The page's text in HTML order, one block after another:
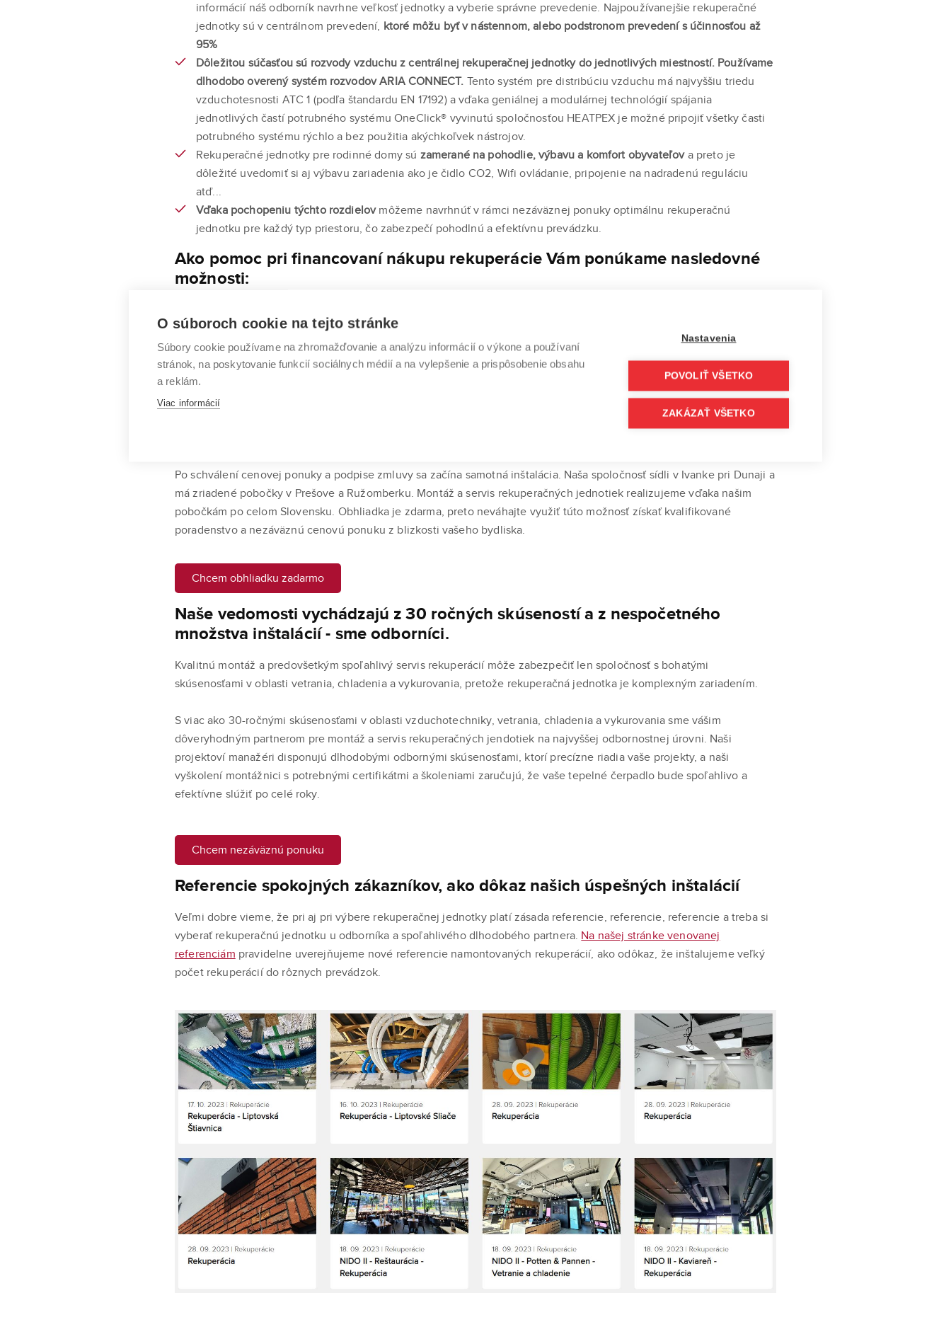
informácií náš odborník navrhne veľkosť jednotky a vyberie správne prevedenie. Najpoužívanejšie rekuperačné
jednotky sú v centrálnom prevedení, ktoré môžu byť v nástennom, alebo podstronom prevedení s účinnosťou až
95%
Dôležitou súčasťou sú rozvody vzduchu z centrálnej rekuperačnej jednotky do jednotlivých miestností. Používame
dlhodobo overený systém rozvodov ARIA CONNECT. Tento systém pre distribúciu vzduchu má najvyššiu triedu
vzduchotesnosti ATC 1 (podľa štandardu EN 17192) a vďaka geniálnej a modulárnej technológií spájania
jednotlivých častí potrubného systému OneClick® vyvinutú spoločnosťou HEATPEX je možné pripojiť všetky časti
potrubného systému rýchlo a bez použitia akýchkoľvek nástrojov.
Rekuperačné jednotky pre rodinné domy sú zamerané na pohodlie, výbavu a komfort obyvateľova preto je
dôležité uvedomiť si aj výbavu zariadenia ako je čidlo CO2, Wifi ovládanie, pripojenie na nadradenú reguláciu
atď...
Vďaka pochopeniu týchto rozdielovmôžeme navrhnúť v rámci nezáväznej ponuky optimálnu rekuperačnú
jednotku pre každý typ priestoru, čo zabezpečí pohodlnú a efektívnu prevádzku.
Ako pomoc pri financovaní nákupu rekuperácie Vám ponúkame nasledovné
možnosti:
bez výrazného zaťaženia vášho rozpočtu, ktoré môžu byť prekážkou pri realizácií. Naša spoločnosť MSD Company spol.
s r. o. ponúka našim zákazníkom rôzne možnosti financovania pre klimatizácie, tepelné čerpadlá, rekuperácie,
fotovoltiky vrátane financovania aj ich kombinácií.
Možnosti financovania
Po schválení cenovej ponuky a podpise zmluvy sa začína samotná inštalácia. Naša spoločnosť sídli v Ivanke pri Dunaji a
má zriadené pobočky v Prešove a Ružomberku. Montáž a servis rekuperačných jednotiek realizujeme vďaka našim
pobočkám po celom Slovensku. Obhliadka je zdarma, preto neváhajte využiť túto možnosť získať kvalifikované
poradenstvo a nezáväznú cenovú ponuku z blizkosti vašeho bydliska.
Chcem obhliadku zadarmo
Naše vedomosti vychádzajú z 30 ročných skúseností a z nespočetného
množstva inštalácií - sme odborníci.
Kvalitnú montáž a predovšetkým spoľahlivý servis rekuperácií môže zabezpečiť len spoločnosť s bohatými
skúsenosťami v oblasti vetrania, chladenia a vykurovania, pretože rekuperačná jednotka je komplexným zariadením.
S viac ako 30-ročnými skúsenosťami v oblasti vzduchotechniky, vetrania, chladenia a vykurovania sme vášim
dôveryhodným partnerom pre montáž a servis rekuperačných jendotiek na najvyššej odbornostnej úrovni. Naši
projektoví manažéri disponujú dlhodobými odbornými skúsenosťami, ktorí precízne riadia vaše projekty, a naši
vyškolení montážnici s potrebnými certifikátmi a školeniami zaručujú, že vaše tepelné čerpadlo bude spoľahlivo a
efektívne slúžiť po celé roky.
Chcem nezáväznú ponuku
Referencie spokojných zákazníkov, ako dôkaz našich úspešných inštalácií
Veľmi dobre vieme, že pri aj pri výbere rekuperačnej jednotky platí zásada referencie, referencie, referencie a treba si
vyberať rekuperačnú jednotku u odborníka a spoľahlivého dlhodobého partnera. Na našej stránke venovanej
referenciám pravidelne uverejňujeme nové referencie namontovaných rekuperácií, ako odôkaz, že inštalujeme veľký
počet rekuperácií do rôznych prevádzok.
O súboroch cookie na tejto stránke
Súbory cookie používame na zhromažďovanie a analýzu informácií o výkone a používaní
stránok, na poskytovanie funkcií sociálnych médií a na vylepšenie a prispôsobenie obsahu
a reklám.
Viac informácií
Nastavenia
POVOLIŤ VŠETKO
ZAKÁZAŤ VŠETKO